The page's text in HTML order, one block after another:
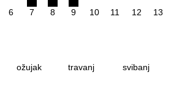
6 7 8 9 10 11 12 13
ožujak travanj svibanj